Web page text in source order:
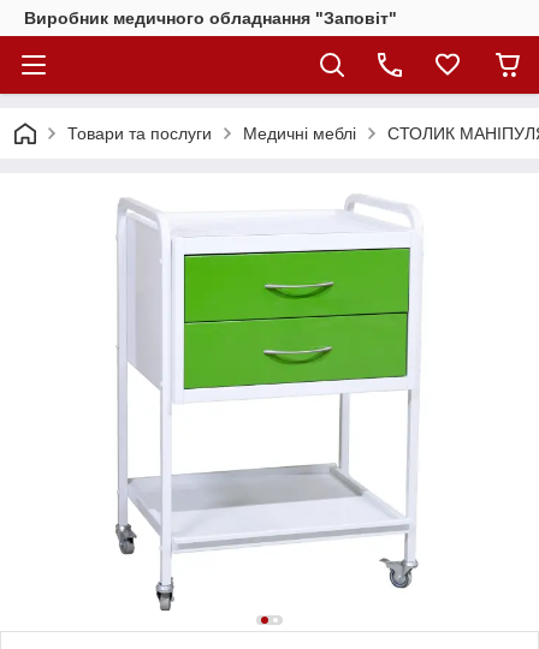
Виробник медичного обладнання "Заповіт"
Товари та послуги Медичні меблі СТОЛИК